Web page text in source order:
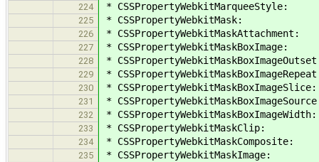
224 * CSSPropertyWebkitMarqueeStyle:
225 * CSSPropertyWebkitMask:
226 * CSSPropertyWebkitMaskAttachment:
227 * CSSPropertyWebkitMaskBoxImage:
228 *
229 *
230 * CSSPropertyWebkitMaskBoxImageSlice:
231 *
232 * CSSPropertyWebkitMaskBoxImageWidth:
233 * CSSPropertyWebkitMaskClip:
234 * CSSPropertyWebkitMaskComposite:
235 * CSSPropertyWebkitMaskImage: